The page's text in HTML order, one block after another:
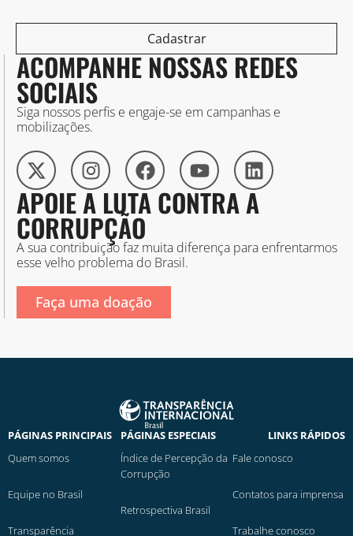
Cadastrar
ACOMPANHE NOSSAS REDES
SOCIAIS
Siga nossos perfis e engaje-se em campanhas e
mobilizações.
APOIE A LUTA CONTRA A
CORRUPÇÃO
A sua contribuição faz muita diferença para enfrentarmos
esse velho problema do Brasil.
Faça uma doação
PÁGINAS PRINCIPAIS
Quem somos
Equipe no Brasil
Transparência
PÁGINAS ESPECIAIS
Índice de Percepção da
Corrupção
Retrospectiva Brasil
LINKS RÁPIDOS
Fale conosco
Contatos para imprensa
Trabalhe conosco